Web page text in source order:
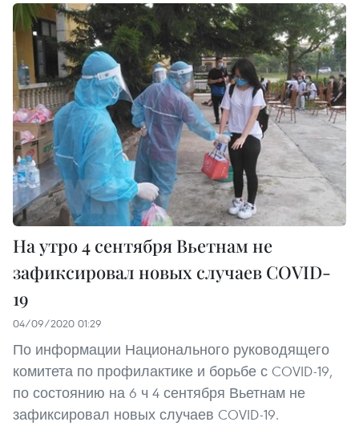
На утро 4 сентября Вьетнам не
зафиксировал новых случаев COVID-
19
04/09/2020 01:29
По информации Национального руководящего
комитета по профилактике и борьбе с COVID-19,
по состоянию на 6 ч 4 сентября Вьетнам не
зафиксировал новых случаев COVID-19.